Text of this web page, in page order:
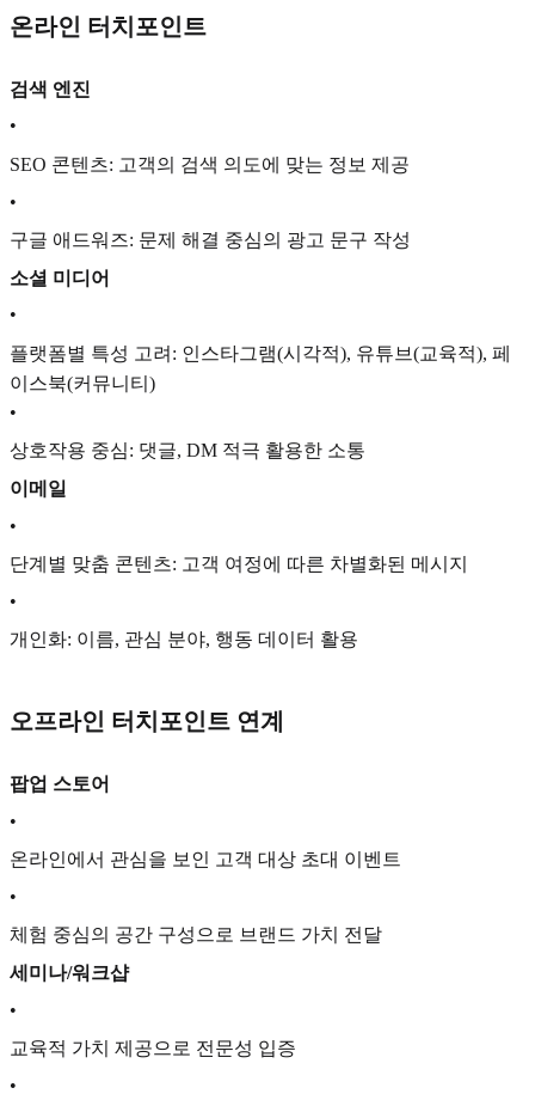
온라인 터치포인트
검색 엔진
•
SEO 콘텐츠: 고객의 검색 의도에 맞는 정보 제공
•
구글 애드워즈: 문제 해결 중심의 광고 문구 작성
소셜 미디어
•
플랫폼별 특성 고려: 인스타그램(시각적), 유튜브(교육적), 페
이스북(커뮤니티)
•
상호작용 중심: 댓글, DM 적극 활용한 소통
이메일
•
단계별 맞춤 콘텐츠: 고객 여정에 따른 차별화된 메시지
•
개인화: 이름, 관심 분야, 행동 데이터 활용
오프라인 터치포인트 연계
팝업 스토어
•
온라인에서 관심을 보인 고객 대상 초대 이벤트
•
체험 중심의 공간 구성으로 브랜드 가치 전달
세미나/워크샵
•
교육적 가치 제공으로 전문성 입증
•